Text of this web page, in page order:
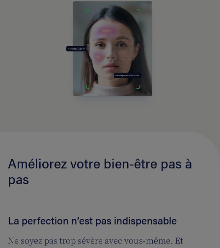
Améliorez votre bien-être pas à
pas
La perfection n’est pas indispensable
Ne soyez pas trop sévère avec vous-même. Et